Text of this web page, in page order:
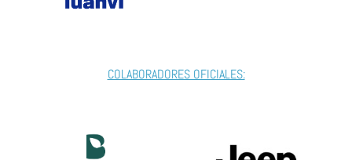
COLABORADORES OFICIALES: